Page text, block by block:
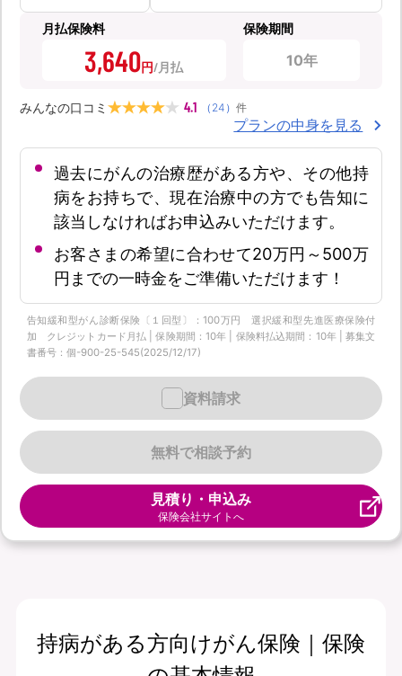
月払保険料
3,640円
保険期間
10年
みんなの口コミ 4.1 （ 24 ） 件
プランの中身を見る
過去にがんの治療歴がある方や、その他持
病をお持ちで、現在治療中の方でも告知に
該当しなければお申込みいただけます。
お客さまの希望に合わせて20万円～500万
円までの一時金をご準備いただけます！
告知緩和型がん診断保険〔１回型〕：100万円 選択緩和型先進医療保険付
加 クレジットカード月払 | 保険期間：10年 | 保険料払込期間：10年 | 募集文
書番号：個-900-25-545(2025/12/17)
無料で相談予約
資料請求
見積り・申込み
保険会社サイトへ
持病がある方向けがん保険｜保険